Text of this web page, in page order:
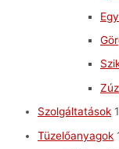
Szolgáltatások 1
Tüzelőanyagok